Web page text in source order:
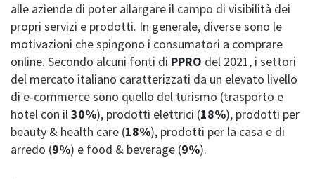
alle aziende di poter allargare il campo di visibilità dei
propri servizi e prodotti. In generale, diverse sono le
motivazioni che spingono i consumatori a comprare
online. Secondo alcuni fonti di PPRO del 2021, i settori
del mercato italiano caratterizzati da un elevato livello
di e-commerce sono quello del turismo (trasporto e
hotel con il30%), prodotti elettrici (18%), prodotti per
beauty & health care (18%), prodotti per la casa e di
arredo (9%) e food & beverage (9%).